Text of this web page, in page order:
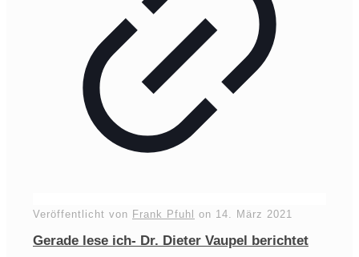
Veröffentlicht von Frank Pfuhl on 14. März 2021
Gerade lese ich- Dr. Dieter Vaupel berichtet